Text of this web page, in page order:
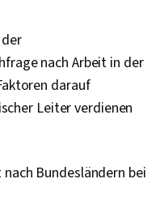
nach Arbeit in der
darauf
Leiter verdienen
Bundesländern bei